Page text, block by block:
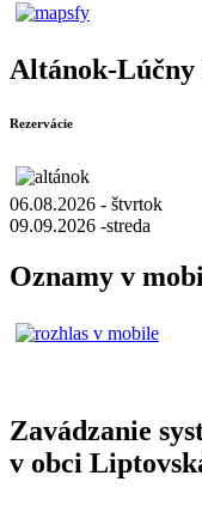
Altánok-
Rezervácie
06.08.2026 - štvrtok
09.09.2026 -streda
Oznamy v
Zavádzanie
v obci